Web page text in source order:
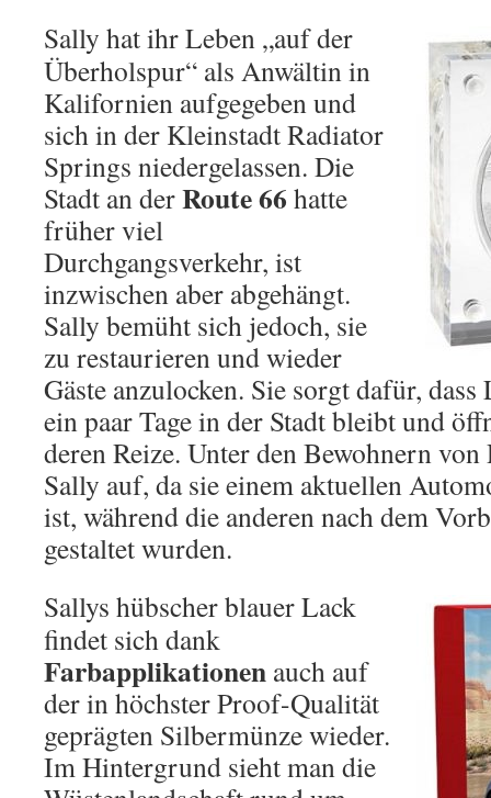
Sally hat ihr Leben „auf der
Überholspur“ als Anwältin in
Kalifornien aufgegeben und
sich in der Kleinstadt Radiator
Springs niedergelassen. Die
Stadt an derRoute 66 hatte
früher viel
Durchgangsverkehr, ist
inzwischen aber abgehängt.
Sally bemüht sich jedoch, sie
zu restaurieren und wieder
Gäste anzulocken. Sie sorgt dafür,
ein paar Tage in der Stadt bleibt und
deren Reize. Unter den Bewohnern
Sally auf, da sie einem aktuellen
ist, während die anderen nach dem
gestaltet wurden.
Sallys hübscher blauer Lack
findet sich dank
Farbapplikationen auch auf
der in höchster Proof-Qualität
geprägten Silbermünze wieder.
Im Hintergrund sieht man die